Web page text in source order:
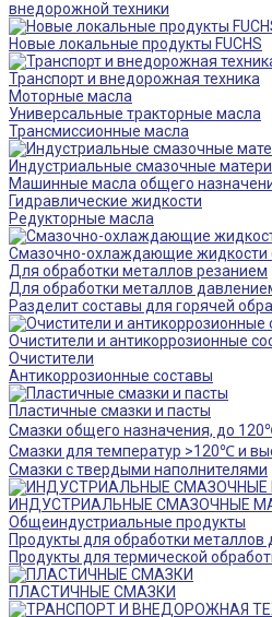
внедорожной техники
Новые локальные продукты FUCHS
Транспорт и внедорожная техника
Моторные масла
Универсальные тракторные масла
Трансмиссионные масла
Индустриальные смазочные
Машинные масла общего
Гидравлические жидкости
Редукторные масла
Смазочно-охлаждающие
Для обработки металлов резанием
Для обработки металлов
Разделит составы для горячей
Очистители и антикоррозионные
Очистители
Антикоррозионные составы
Пластичные смазки и пасты
Смазки общего назначения, до
Смазки для температур >120℃ и
Смазки с твердыми наполнителями
ИНДУСТРИАЛЬНЫЕ СМАЗОЧНЫЕ
Общеиндустриальные продукты
Продукты для обработки металлов
Продукты для термической
ПЛАСТИЧНЫЕ СМАЗКИ